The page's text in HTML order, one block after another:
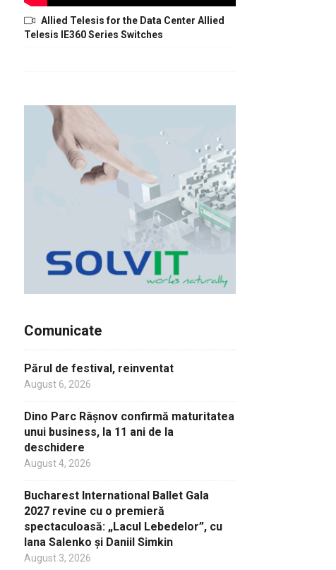
Allied Telesis for the Data Center Allied
Telesis IE360 Series Switches
Comunicate
Părul de festival, reinventat
August 6, 2026
Dino Parc Râșnov confirmă maturitatea
unui business, la 11 ani de la
deschidere
August 4, 2026
Bucharest International Ballet Gala
2027 revine cu o premieră
spectaculoasă: „Lacul Lebedelor”, cu
Iana Salenko și Daniil Simkin
August 3, 2026